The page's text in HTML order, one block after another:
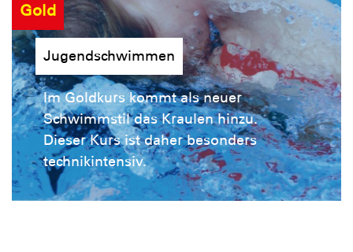
Gold
Jugendschwimmen
Im Goldkurs kommt als neuer
Schwimmstil das Kraulen hinzu.
Dieser Kurs ist daher besonders
technikintensiv.